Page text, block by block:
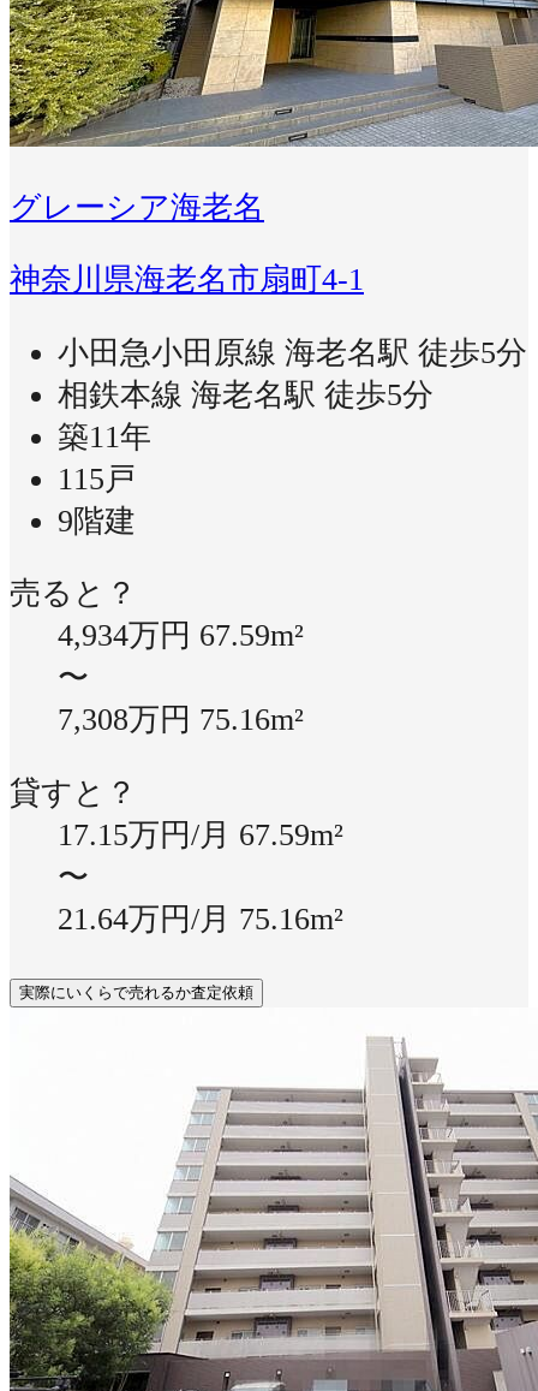
グレーシア海老名
神奈川県海老名市扇町4-1
小田急小田原線 海老名駅 徒歩5分
相鉄本線 海老名駅 徒歩5分
築11年
115戸
9階建
売ると？
4,934万円 67.59m²
〜
7,308万円 75.16m²
貸すと？
17.15万円/月 67.59m²
〜
21.64万円/月 75.16m²
実際にいくらで売れるか査定依頼